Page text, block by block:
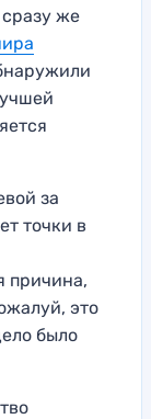
же
за
точки в
причина,
это
было